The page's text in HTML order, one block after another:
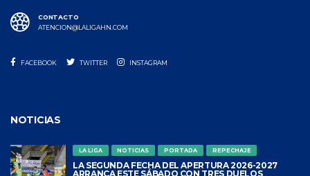
CONTACTO
ATENCION@LALIGAHN.COM
FACEBOOK TWITTER INSTAGRAM
NOTICIAS
LA LIGA NOTICIAS PORTADA REPECHAJE
LA SEGUNDA FECHA DEL APERTURA 2026-2027
ARRANCA ESTE SÁBADO CON TRES DUELOS